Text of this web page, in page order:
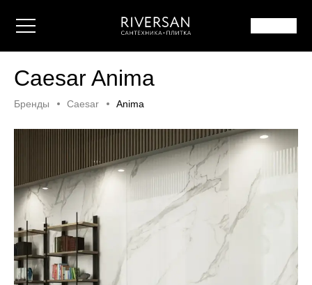
Caesar Anima
Бренды Caesar Anima